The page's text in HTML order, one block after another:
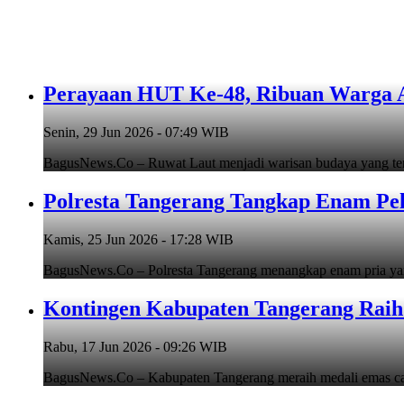
Perayaan HUT Ke-48, Ribuan
Senin, 29 Jun 2026 - 07:49 WIB
BagusNews.Co – Ruwat Laut menjadi warisan budaya yang
Polresta Tangerang Tangkap Enam
Kamis, 25 Jun 2026 - 17:28 WIB
BagusNews.Co – Polresta Tangerang menangkap enam pria
Kontingen Kabupaten Tangerang
Rabu, 17 Jun 2026 - 09:26 WIB
BagusNews.Co – Kabupaten Tangerang meraih medali